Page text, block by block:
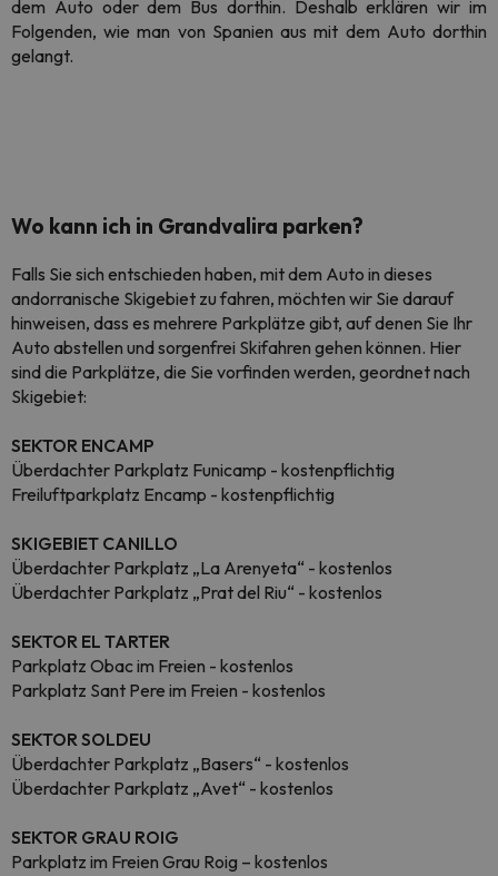
dem Auto oder dem Bus dorthin. Deshalb erklären wir im
Folgenden, wie man von Spanien aus mit dem Auto dorthin
gelangt.
Wo kann ich in Grandvalira parken?
Falls Sie sich entschieden haben, mit dem Auto in dieses
andorranische Skigebiet zu fahren, möchten wir Sie darauf
hinweisen, dass es mehrere Parkplätze gibt, auf denen Sie Ihr
Auto abstellen und sorgenfrei Skifahren gehen können. Hier
sind die Parkplätze, die Sie vorfinden werden, geordnet nach
Skigebiet:
SEKTOR ENCAMP
Überdachter Parkplatz Funicamp - kostenpflichtig
Freiluftparkplatz Encamp - kostenpflichtig
SKIGEBIET CANILLO
Überdachter Parkplatz „La Arenyeta“ - kostenlos
Überdachter Parkplatz „Prat del Riu“ - kostenlos
SEKTOR EL TARTER
Parkplatz Obac im Freien - kostenlos
Parkplatz Sant Pere im Freien - kostenlos
SEKTOR SOLDEU
Überdachter Parkplatz „Basers“ - kostenlos
Überdachter Parkplatz „Avet“ - kostenlos
SEKTOR GRAU ROIG
Parkplatz im Freien Grau Roig – kostenlos